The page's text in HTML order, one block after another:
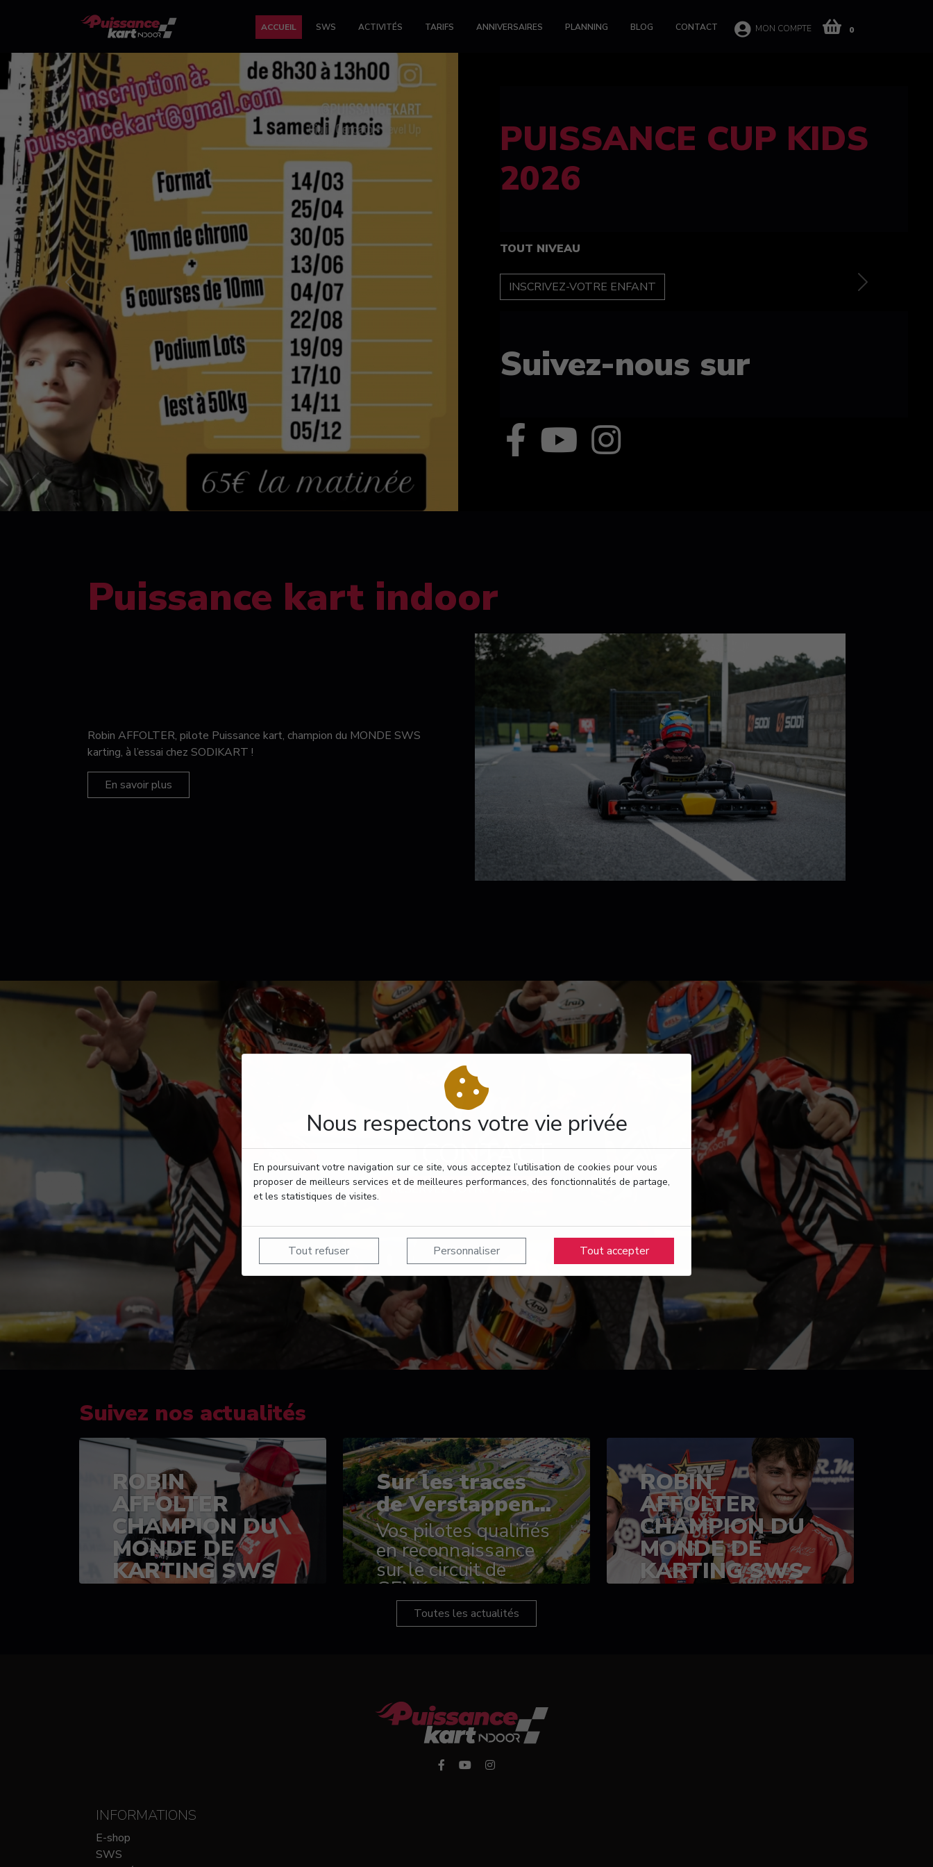
Nous respectons votre vie privée
En poursuivant votre navigation sur ce site, vous acceptez l’utilisation de cookies pour vous
proposer de meilleurs services et de meilleures performances, des fonctionnalités de partage,
et les statistiques de visites.
Tout refuser Personnaliser Tout accepter
ACCUEIL SWS ACTIVITÉS TARIFS ANNIVERSAIRES PLANNING BLOG CONTACT MON COMPTE 0
FELINE CUP 100%
féminine
TOUT NIVEAU
INSCRIPTION
Suivez-nous sur
Previous Next
Puissance kart indoor
Robin AFFOLTER, pilote Puissance kart, champion du MONDE SWS
karting, à l’essai chez SODIKART !
En savoir plus
CONTACT
RÉSERVEZ VOTRE PASSAGE
Suivez nos actualités
ROBIN
AFFOLTER
CHAMPION DU
MONDE DE
KARTING SWS
(SPRINT)
Sur les traces
de Verstappen...
Vos pilotes qualifiés
en reconnaissance
sur le circuit de
GENK en Belgique
ROBIN
AFFOLTER
CHAMPION DU
MONDE DE
KARTING SWS
Toutes les actualités
INFORMATIONS
E-shop
SWS